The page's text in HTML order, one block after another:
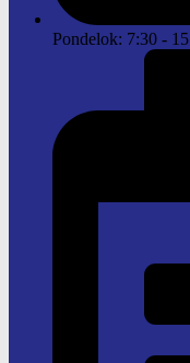
Pondelok: 7:30 -